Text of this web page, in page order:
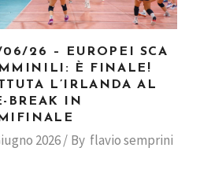
26 – EUROPEI SCA
È FINALE!
L’IRLANDA AL
BREAK IN
2026 By flavio semprini